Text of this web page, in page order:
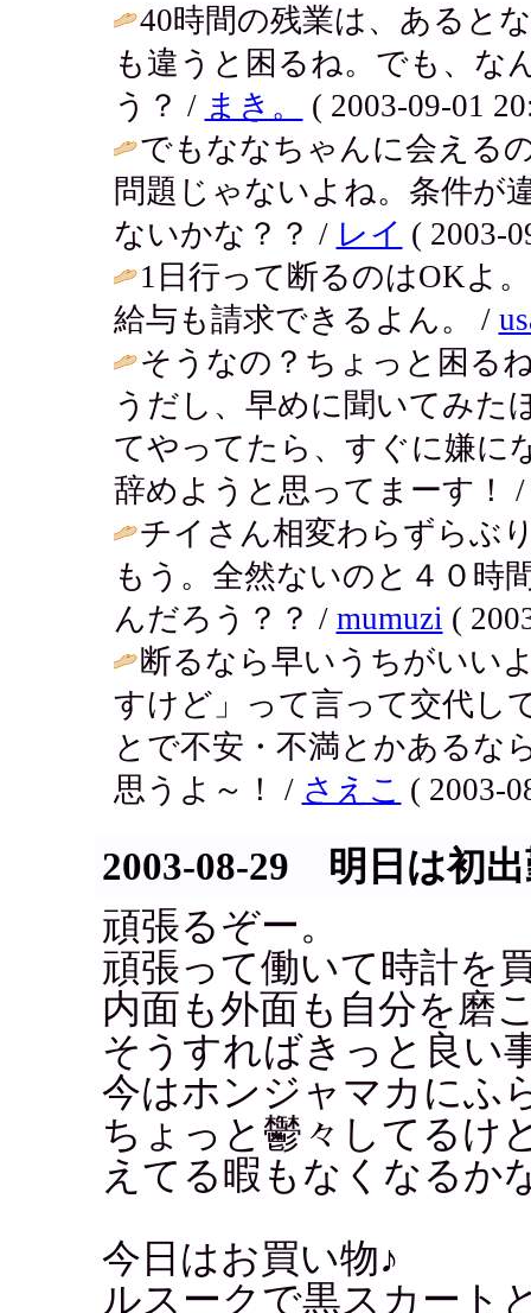
40時間の残業は、あると
も違うと困るね。でも、な
う？ / まき。
( 2003-09-01
でもななちゃんに会える
問題じゃないよね。条件が
ないかな？？ / レイ ( 2003-
1日行って断るのはOKよ
給与も請求できるよん。 /
そうなの？ちょっと困る
うだし、早めに聞いてみた
てやってたら、すぐに嫌
辞めようと思ってまーす！
チイさん相変わらずらぶ
もう。全然ないのと４０時
んだろう？？ / mumuzi (
断るなら早いうちがいい
すけど」って言って交代し
とで不安・不満とかあるな
思うよ～！ / さえこ ( 2003-
2003-08-29 明日は初
頑張るぞー。
頑張って働いて時計を
内面も外面も自分を磨
そうすればきっと良い
今はホンジャマカにふ
ちょっと鬱々してるけ
えてる暇もなくなるか
今日はお買い物♪
ルスークで黒スカート